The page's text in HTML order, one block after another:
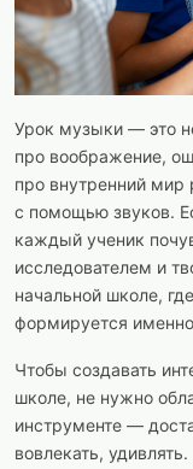
Урок музыки — это
про воображение,
про внутренний
с помощью звуков.
каждый ученик
исследователем и
начальной школе,
формируется
Чтобы создавать
школе, не нужно
инструменте —
вовлекать,